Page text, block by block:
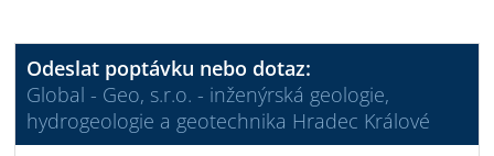
Odeslat poptávku nebo dotaz:
Global - Geo, s.r.o. - inženýrská geologie,
hydrogeologie a geotechnika Hradec Králové